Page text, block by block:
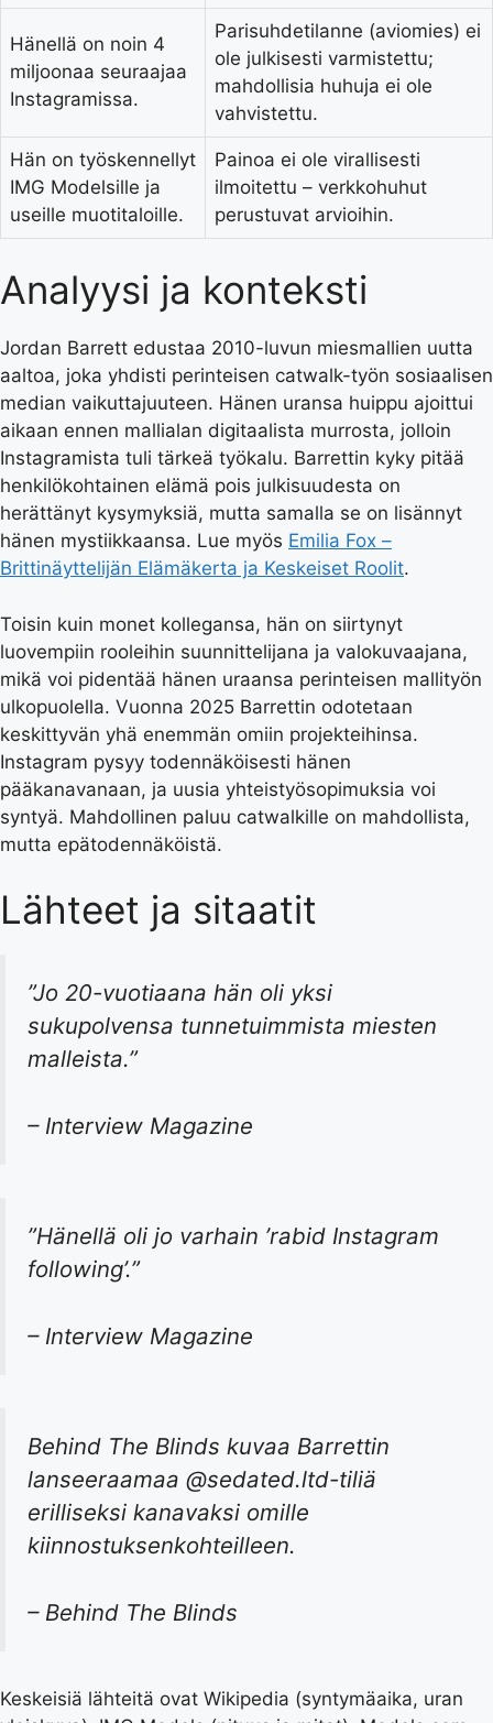
Hänellä on noin 4
miljoonaa seuraajaa
Instagramissa.
Parisuhdetilanne (aviomies) ei
ole julkisesti varmistettu;
mahdollisia huhuja ei ole
vahvistettu.
Hän on työskennellyt
IMG Modelsille ja
useille muotitaloille.
Painoa ei ole virallisesti
ilmoitettu – verkkohuhut
perustuvat arvioihin.
Analyysi ja konteksti
Jordan Barrett edustaa 2010-luvun miesmallien uutta
aaltoa, joka yhdisti perinteisen catwalk-työn sosiaalisen
median vaikuttajuuteen. Hänen uransa huippu ajoittui
aikaan ennen mallialan digitaalista murrosta, jolloin
Instagramista tuli tärkeä työkalu. Barrettin kyky pitää
henkilökohtainen elämä pois julkisuudesta on
herättänyt kysymyksiä, mutta samalla se on lisännyt
hänen mystiikkaansa. Lue myös Emilia Fox –
Brittinäyttelijän Elämäkerta ja Keskeiset Roolit.
Toisin kuin monet kollegansa, hän on siirtynyt
luovempiin rooleihin suunnittelijana ja valokuvaajana,
mikä voi pidentää hänen uraansa perinteisen mallityön
ulkopuolella. Vuonna 2025 Barrettin odotetaan
keskittyvän yhä enemmän omiin projekteihinsa.
Instagram pysyy todennäköisesti hänen
pääkanavanaan, ja uusia yhteistyösopimuksia voi
syntyä. Mahdollinen paluu catwalkille on mahdollista,
mutta epätodennäköistä.
Lähteet ja sitaatit
”Jo 20-vuotiaana hän oli yksi
sukupolvensa tunnetuimmista miesten
malleista.”
– Interview Magazine
”Hänellä oli jo varhain ’rabid Instagram
following’.”
– Interview Magazine
Behind The Blinds kuvaa Barrettin
lanseeraamaa @sedated.ltd-tiliä
erilliseksi kanavaksi omille
kiinnostuksenkohteilleen.
– Behind The Blinds
Keskeisiä lähteitä ovat Wikipedia (syntymäaika, uran